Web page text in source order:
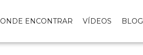
ONDE ENCONTRAR VÍDEOS BLOG